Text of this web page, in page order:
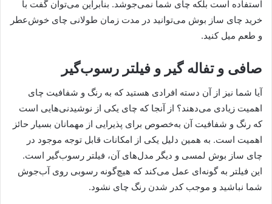
استفاده است بلکه چای شما نمی‌جوشد. بنابراین می‌توان گفت با
خرید چای‌ ساز بوش می‌توانید در مدت زمان طولانی چای خوش‌عطر
و طعم میل کنید.
صافی و تفاله گیر و فیلتر رسوب‌گیر
آیا شما نیز از آن دسته افرادی هستید که به رنگ و شفافیت چای
اهمیت زیادی می‌دهند؟ از آنجا که چای یکی از نوشیدنی‌هایی است
که رنگ و شفافیت آن به‌خصوص برای پذیرایی از مهمانان بسیار حائز
اهمیت است. به همین دلیل یکی از امکانات قابل توجه موجود در
چای ساز بوش لمسی و دیگر مدل‌های آن، فیلتر رسوب‌گیر است.
این فیلتر به‌‌ گونه‌ای عمل می‌کند که هیچ‌گونه رسوبی روی آب‌جوش
شما نباشید و موجب کدر شدن رنگ چای نشود.